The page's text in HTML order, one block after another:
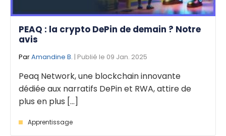
PEAQ : la crypto DePin de demain ? Notre
avis
ParAmandine B. | Publié le 09 Jan. 2025
Peaq Network, une blockchain innovante
dédiée aux narratifs DePin et RWA, attire de
plus en plus [...]
Apprentissage